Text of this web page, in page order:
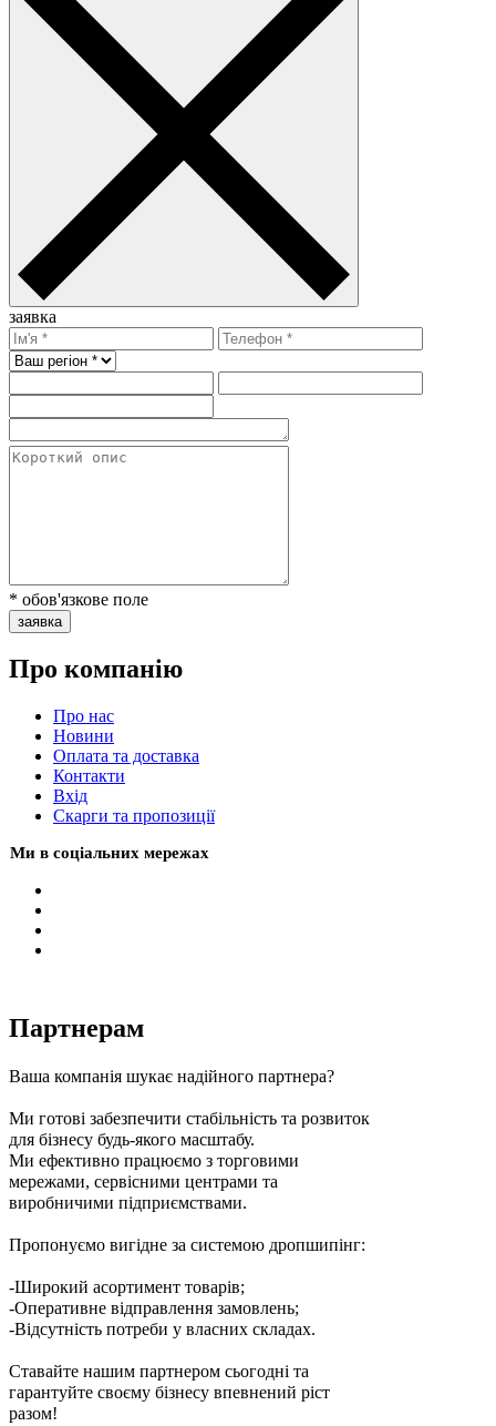
заявка
* обов'язкове поле
заявка
Про компанію
Про нас
Новини
Оплата та доставка
Контакти
Вхiд
Скарги та пропозиції
Ми в соціальних мережах
Партнерам
Ваша компанія шукає надійного партнера?
Ми готові забезпечити стабільність та розвиток
для бізнесу будь-якого масштабу.
Ми ефективно працюємо з торговими
мережами, сервісними центрами та
виробничими підприємствами.
Пропонуємо вигідне за системою дропшипінг:
-Широкий асортимент товарів;
-Оперативне відправлення замовлень;
-Відсутність потреби у власних складах.
Ставайте нашим партнером сьогодні та
гарантуйте своєму бізнесу впевнений ріст
разом!